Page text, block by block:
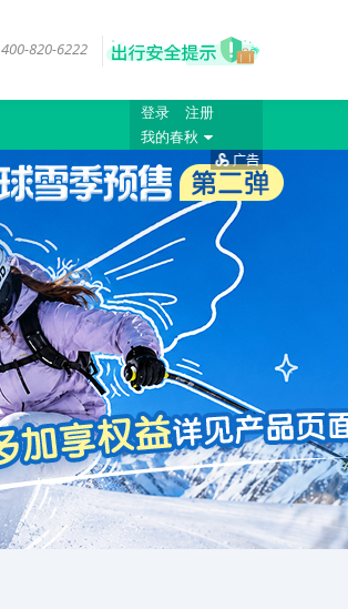
400-820-6222
登录
注册
我的春秋